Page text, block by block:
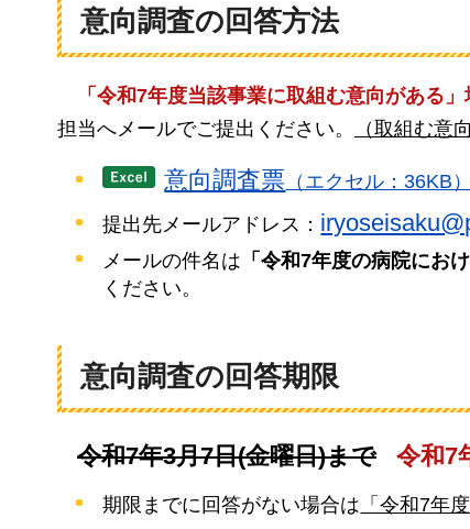
意向調査の回答方法
「令和7年度当該事業に取組む意向がある」
担当へメールでご提出ください。
（取組む意
意向調査票 （エクセル：36KB）
提出先メールアドレス：
メールの件名は 「令和7年度の病院にお
ください。
意向調査の回答期限
令和7年3月7日(金曜日)まで 令和7
期限までに回答がない場合は 「令和7年